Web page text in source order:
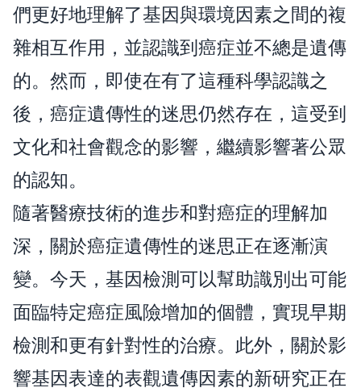
們更好地理解了基因與環境因素之間的複
雜相互作用，並認識到癌症並不總是遺傳
的。然而，即使在有了這種科學認識之
後，癌症遺傳性的迷思仍然存在，這受到
文化和社會觀念的影響，繼續影響著公眾
的認知。
隨著醫療技術的進步和對癌症的理解加
深，關於癌症遺傳性的迷思正在逐漸演
變。今天，基因檢測可以幫助識別出可能
面臨特定癌症風險增加的個體，實現早期
檢測和更有針對性的治療。此外，關於影
響基因表達的表觀遺傳因素的新研究正在